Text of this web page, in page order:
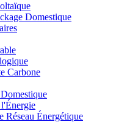
Domestique
Carbone
l'Énergie
Réseau Énergétique